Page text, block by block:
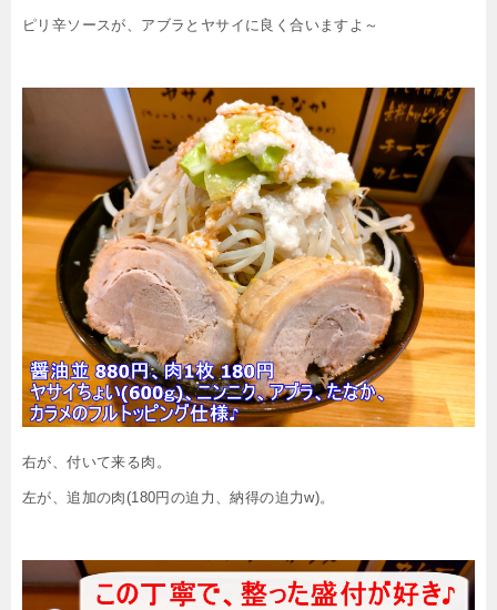
ピリ辛ソースが、アブラとヤサイに良く合いますよ～
右が、付いて来る肉。
左が、追加の肉(180円の迫力、納得の迫力w)。